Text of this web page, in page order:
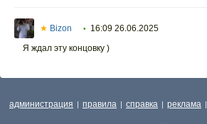
★ Bizon • 16:09 26.06.2025
Я ждал эту концовку )
администрация | правила | справка | реклама |